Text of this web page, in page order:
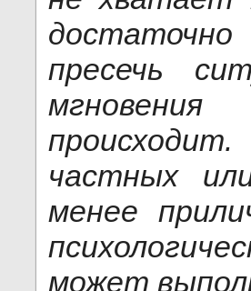
пресечь
частных
менее
может